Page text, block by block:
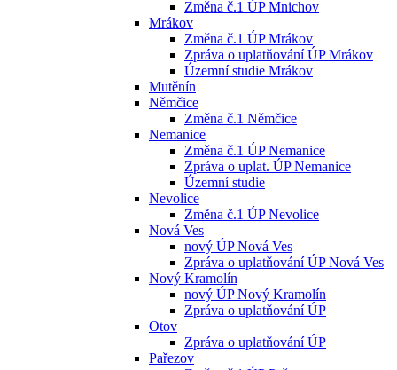
Změna č.1 ÚP Mnichov
Mrákov
Změna č.1 ÚP Mrákov
Zpráva o uplatňování ÚP Mrákov
Územní studie Mrákov
Mutěnín
Němčice
Změna č.1 Němčice
Nemanice
Změna č.1 ÚP Nemanice
Zpráva o uplat. ÚP Nemanice
Územní studie
Nevolice
Změna č.1 ÚP Nevolice
Nová Ves
nový ÚP Nová Ves
Zpráva o uplatňování ÚP Nová Ves
Nový Kramolín
nový ÚP Nový Kramolín
Zpráva o uplatňování ÚP
Otov
Zpráva o uplatňování ÚP
Pařezov